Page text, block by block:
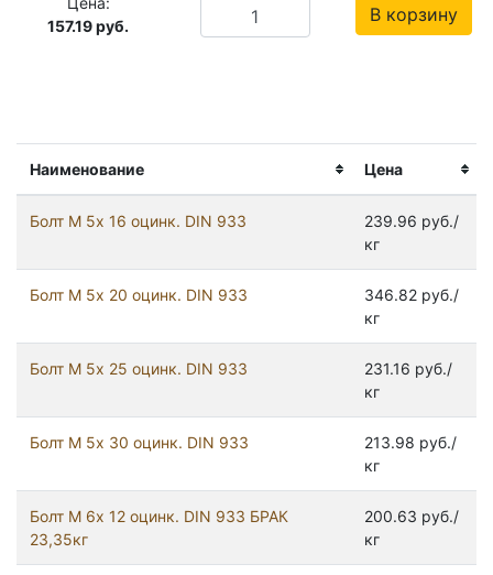
Наименование Цена
Болт М 5х 16 оцинк. DIN 933
239.96 руб./
кг
Болт М 5х 20 оцинк. DIN 933
346.82 руб./
кг
Болт М 5х 25 оцинк. DIN 933
231.16 руб./
кг
Болт М 5х 30 оцинк. DIN 933
213.98 руб./
кг
Болт М 6х 12 оцинк. DIN 933 БРАК
23,35кг
200.63 руб./
кг
157.19руб.
В корзину